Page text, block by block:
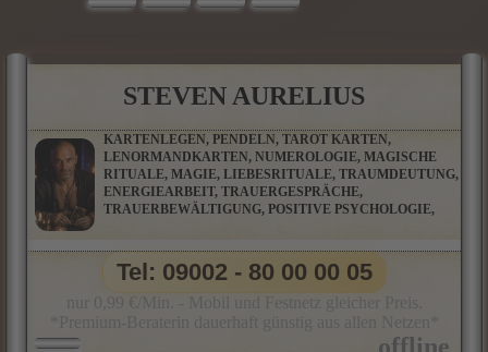
STEVEN AURELIUS
KARTENLEGEN, PENDELN, TAROT KARTEN,
LENORMANDKARTEN, NUMEROLOGIE, MAGISCHE
RITUALE, MAGIE, LIEBESRITUALE, TRAUMDEUTUNG,
ENERGIEARBEIT, TRAUERGESPRÄCHE,
TRAUERBEWÄLTIGUNG, POSITIVE PSYCHOLOGIE,
Tel: 09002 - 80 00 00 05